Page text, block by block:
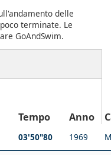
delle
terminate. Le
GoAndSwim.
Tempo Anno
03'50"80 1969